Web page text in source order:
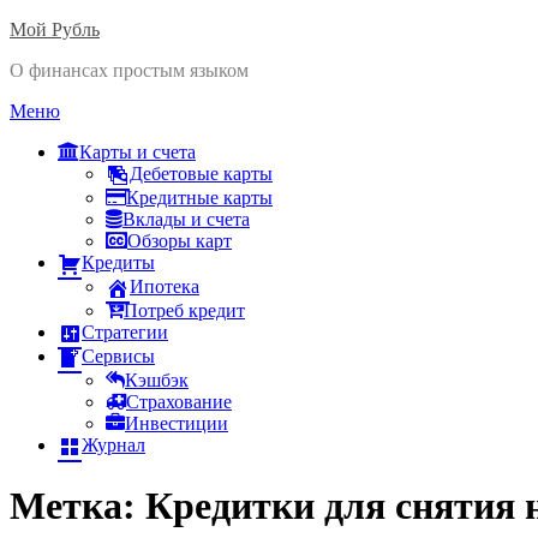
Мой Рубль
О финансах простым языком
Перейти
содержимому
Меню
Карты и счета
Дебетовые карты
Кредитные карты
Вклады и счета
Обзоры карт
Кредиты
Ипотека
Потреб кредит
Стратегии
Сервисы
Кэшбэк
Страхование
Инвестиции
Журнал
Метка: Кредитки для снятия